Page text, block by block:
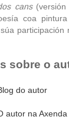
cans(versión
coa
participación
sobre o
do autor
autor na Axenda